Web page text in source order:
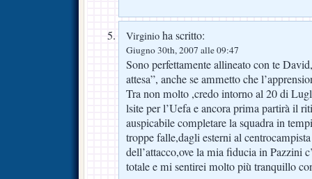
Virginio ha scritto:
Giugno 30th, 2007 alle 09:47
Sono perfettamente allineato con te
attesa”, anche se ammetto che
Tra non molto ,credo intorno al 20 di
lsite per l’Uefa e ancora prima partirà il
auspicabile completare la squadra in
troppe falle,dagli esterni al
dell’attacco,ove la mia fiducia in Pazzini
totale e mi sentirei molto più tranquillo